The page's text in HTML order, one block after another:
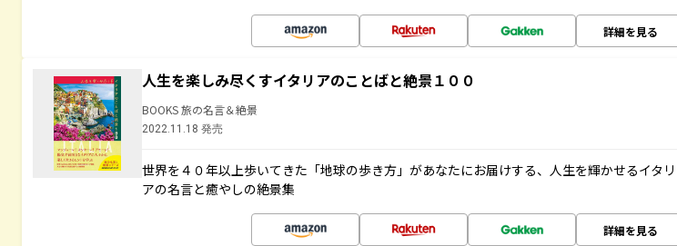
詳細を見る
人生を楽しみ尽くすイタリアのことばと絶景１００
BOOKS 旅の名言＆絶景
2022.11.18 発売
世界を４０年以上歩いてきた「地球の歩き方」があなたにお届けする、人生を輝かせるイタリ
アの名言と癒やしの絶景集
詳細を見る